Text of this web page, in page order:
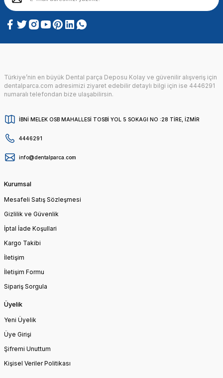
Türkiye’nin en büyük Dental parça Deposu Kolay ve güvenilir alışveriş için
dentalparca.com adresimizi ziyaret edebilir detaylı bilgi için ise 4446291
numaralı telefondan bize ulaşabilirsin.
İBNİ MELEK OSB MAHALLESİ TOSBİ YOL 5 SOKAGI NO :28 TİRE, İZMİR
4446291
info@dentalparca.com
Kurumsal
Mesafeli Satış Sözleşmesi
Gizlilik ve Güvenlik
İptal İade Koşullari
Kargo Takibi
İletişim
İletişim Formu
Sipariş Sorgula
Üyelik
Yeni Üyelik
Üye Girişi
Şifremi Unuttum
Kişisel Veriler Politikası